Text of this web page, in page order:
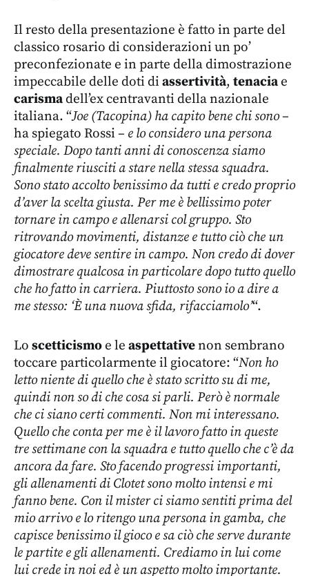
Il resto della presentazione è fatto in parte del
classico rosario di considerazioni un po’
preconfezionate e in parte della dimostrazione
impeccabile delle doti di assertività, tenaciae
carismadell’ex centravanti della nazionale
italiana. “Joe (Tacopina) ha capito bene chi sono–
ha spiegato Rossi – e lo considero una persona
speciale. Dopo tanti anni di conoscenza siamo
finalmente riusciti a stare nella stessa squadra.
Sono stato accolto benissimo da tutti e credo proprio
d’aver la scelta giusta. Per me è bellissimo poter
tornare in campo e allenarsi col gruppo. Sto
ritrovando movimenti, distanze e tutto ciò che un
giocatore deve sentire in campo. Non credo di dover
dimostrare qualcosa in particolare dopo tutto quello
che ho fatto in carriera. Piuttosto sono io a dire a
me stesso: ‘È una nuova sfida, rifacciamolo’“.
Lo scetticismoe le aspettativenon sembrano
toccare particolarmente il giocatore: “Non ho
letto niente di quello che è stato scritto su di me,
quindi non so di che cosa si parli. Però è normale
che ci siano certi commenti. Non mi interessano.
Quello che conta per me è il lavoro fatto in queste
tre settimane con la squadra e tutto quello che c’è da
ancora da fare. Sto facendo progressi importanti,
gli allenamenti di Clotet sono molto intensi e mi
fanno bene. Con il mister ci siamo sentiti prima del
mio arrivo e lo ritengo una persona in gamba, che
capisce benissimo il gioco e sa ciò che serve durante
le partite e gli allenamenti. Crediamo in lui come
lui crede in noi ed è un aspetto molto importante.